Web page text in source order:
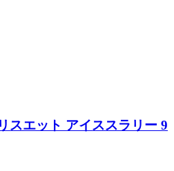
スエット アイススラリー 9